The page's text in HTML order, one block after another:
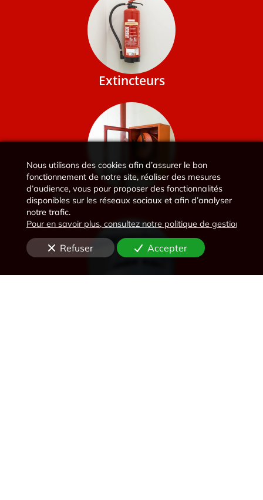
Extincteurs
Robinets d'Incendie Armés
Nous utilisons des cookies afin d’assurer le bon
fonctionnement de notre site, réaliser des mesures
d’audience, vous pour proposer des fonctionnalités
disponibles sur les réseaux sociaux et afin d’analyser
notre trafic.
Pour en savoir plus, consultez notre politique de gestion des
Refuser Accepter